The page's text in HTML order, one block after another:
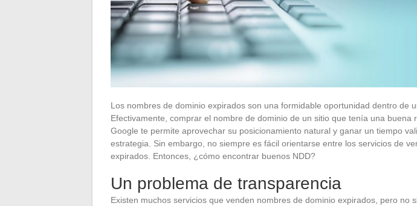
Los nombres de dominio expirados son una formidable oportunidad dentro de
Efectivamente, comprar el nombre de dominio de un sitio que tenía una buena
Google te permite aprovechar su posicionamiento natural y ganar un tiempo
estrategia. Sin embargo, no siempre es fácil orientarse entre los servicios de
expirados. Entonces, ¿cómo encontrar buenos NDD?
Un problema de transparencia
Existen muchos servicios que venden nombres de dominio expirados, pero no